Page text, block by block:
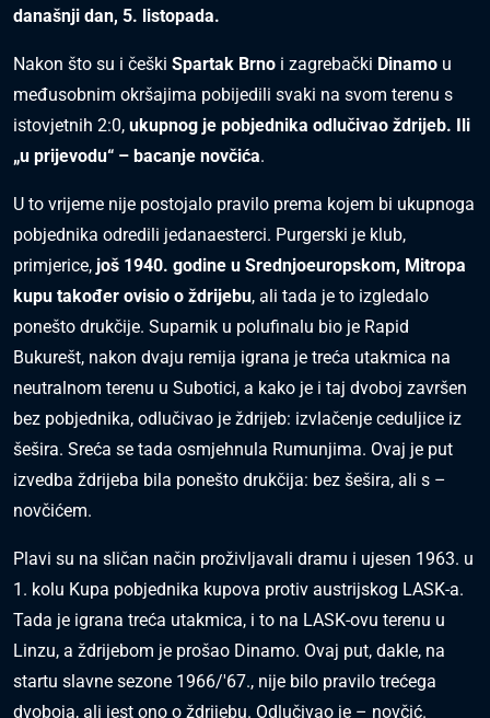
današnji dan, 5. listopada.
Nakon što su i češki Spartak Brno i zagrebački Dinamo u
međusobnim okršajima pobijedili svaki na svom terenu s
istovjetnih 2:0, ukupnog je pobjednika odlučivao ždrijeb. Ili
„u prijevodu“ – bacanje novčića.
U to vrijeme nije postojalo pravilo prema kojem bi ukupnoga
pobjednika odredili jedanaesterci. Purgerski je klub,
primjerice, još 1940. godine u Srednjoeuropskom, Mitropa
kupu također ovisio o ždrijebu, ali tada je to izgledalo
ponešto drukčije. Suparnik u polufinalu bio je Rapid
Bukurešt, nakon dvaju remija igrana je treća utakmica na
neutralnom terenu u Subotici, a kako je i taj dvoboj završen
bez pobjednika, odlučivao je ždrijeb: izvlačenje ceduljice iz
šešira. Sreća se tada osmjehnula Rumunjima. Ovaj je put
izvedba ždrijeba bila ponešto drukčija: bez šešira, ali s –
novčićem.
Plavi su na sličan način proživljavali dramu i ujesen 1963. u
1. kolu Kupa pobjednika kupova protiv austrijskog LASK-a.
Tada je igrana treća utakmica, i to na LASK-ovu terenu u
Linzu, a ždrijebom je prošao Dinamo. Ovaj put, dakle, na
startu slavne sezone 1966/'67., nije bilo pravilo trećega
dvoboja, ali jest ono o ždrijebu. Odlučivao je – novčić.